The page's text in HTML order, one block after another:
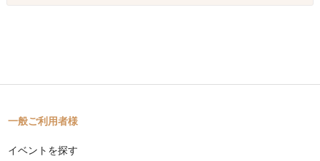
一般ご利用者様
イベントを探す